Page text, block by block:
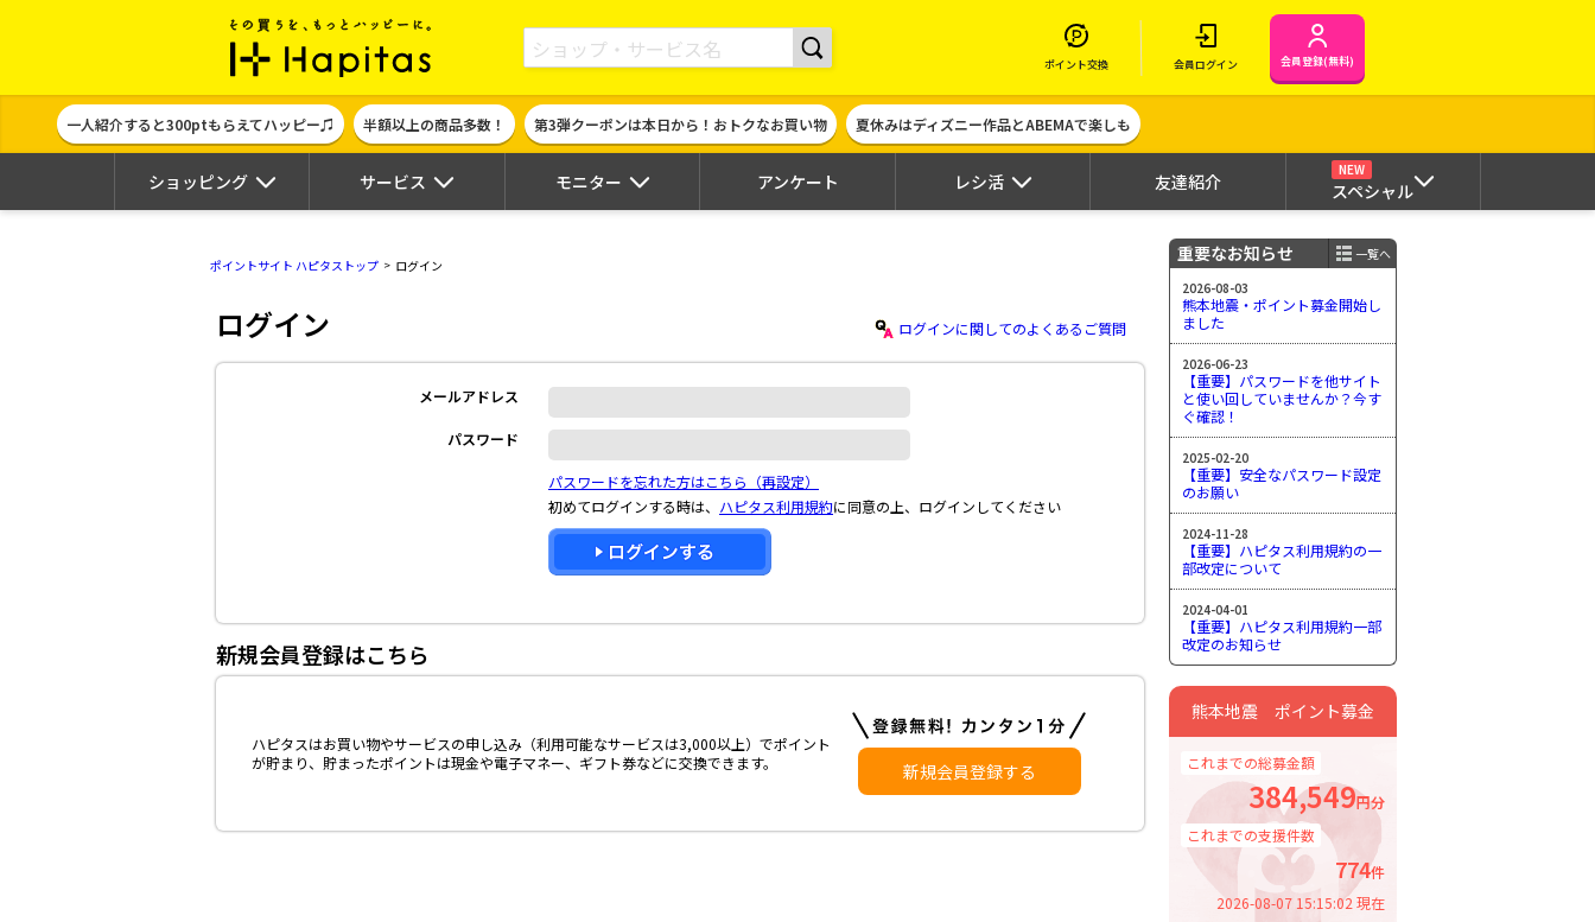
ポイント貯めて現金やギフト券に交換できるポイントサイト | ハピタス
ポイント交換 会員ログイン 会員登録(無料)
一人紹介すると300ptもらえてハッピー♫ 半額以上の商品多数！ 第3弾クーポンは本日から！おトクなお買い物 夏休みはディズニー作品とABEMAで楽しも
ショッピング サービス モニター アンケート レシ活 友達紹介
NEW
スペシャル
ポイントサイト ハピタストップ ログイン
ログイン ログインに関してのよくあるご質問
メールアドレス
パスワード
パスワードを忘れた方はこちら（再設定）
初めてログインする時は、 ハピタス利用規約に同意の上、ログインしてください
新規会員登録はこちら
ハピタスはお買い物やサービスの申し込み（利用可能なサービスは3,000以上）でポイント
が貯まり、貯まったポイントは現金や電子マネー、ギフト券などに交換できます。
新規会員登録する
重要なお知らせ
一覧へ
2026-08-03
熊本地震・ポイント募金開始し
ました
2026-06-23
【重要】パスワードを他サイト
と使い回していませんか？今す
ぐ確認！
2025-02-20
【重要】安全なパスワード設定
のお願い
2024-11-28
【重要】ハピタス利用規約の一
部改定について
2024-04-01
【重要】ハピタス利用規約一部
改定のお知らせ
熊本地震 ポイント募金
これまでの総募金額
384,549円分
これまでの支援件数
774件
2026-08-07 15:15:02 現在